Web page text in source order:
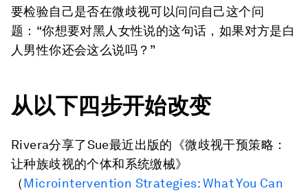
要检验自己是否在微歧视可以问问自己这个问
题：“你想要对黑人女性说的这句话，如果对方是白
人男性你还会这么说吗？”
从以下四步开始改变
Rivera分享了Sue最近出版的《微歧视干预策略：
让种族歧视的个体和系统缴械》
（Microintervention Strategies: What You Can